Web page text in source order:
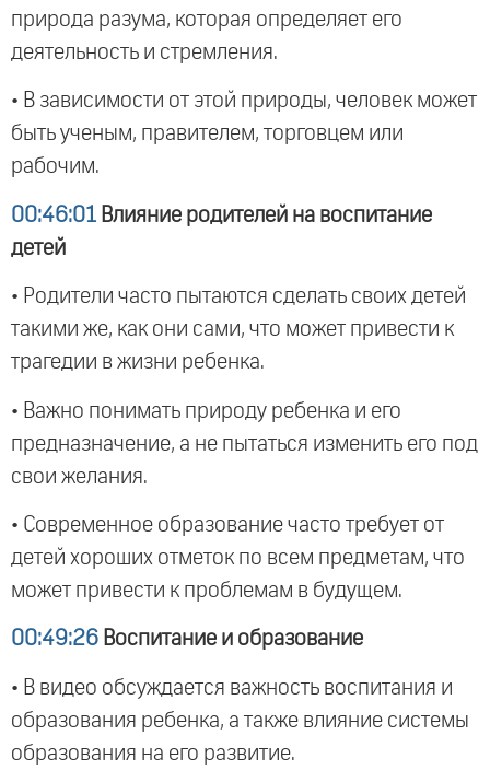
природа разума, которая определяет его
деятельность и стремления.
• В зависимости от этой природы, человек может
быть ученым, правителем, торговцем или
рабочим.
00:46:01 Влияние родителей на воспитание
детей
• Родители часто пытаются сделать своих детей
такими же, как они сами, что может привести к
трагедии в жизни ребенка.
• Важно понимать природу ребенка и его
предназначение, а не пытаться изменить его под
свои желания.
• Современное образование часто требует от
детей хороших отметок по всем предметам, что
может привести к проблемам в будущем.
00:49:26 Воспитание и образование
• В видео обсуждается важность воспитания и
образования ребенка, а также влияние системы
образования на его развитие.